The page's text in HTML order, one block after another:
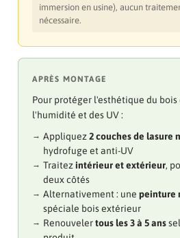
immersion en usine), aucun
nécessaire.
APRÈS MONTAGE
Pour protéger l'esthétique du
l'humidité et des UV :
Appliquez2 couches de lasure
hydrofuge et anti-UV
Traitezintérieur et extérieur,
deux côtés
Alternativement : unepeinture
spéciale bois extérieur
Renouvelertous les 3 à 5 ans